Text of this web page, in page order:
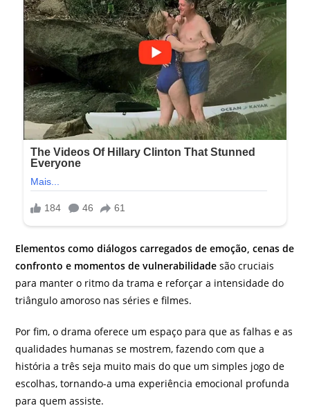
Elementos como diálogos carregados de emoção, cenas de
confronto e momentos de vulnerabilidade são cruciais
para manter o ritmo da trama e reforçar a intensidade do
triângulo amoroso nas séries e filmes.
Por fim, o drama oferece um espaço para que as falhas e as
qualidades humanas se mostrem, fazendo com que a
história a três seja muito mais do que um simples jogo de
escolhas, tornando-a uma experiência emocional profunda
para quem assiste.